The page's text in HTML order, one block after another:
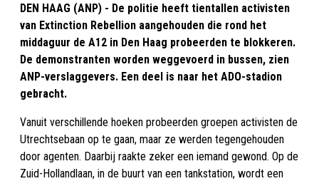
DEN HAAG (ANP) - De politie heeft tientallen activisten
van Extinction Rebellion aangehouden die rond het
middaguur de A12 in Den Haag probeerden te blokkeren.
De demonstranten worden weggevoerd in bussen, zien
ANP-verslaggevers. Een deel is naar het ADO-stadion
gebracht.
Vanuit verschillende hoeken probeerden groepen activisten de
Utrechtsebaan op te gaan, maar ze werden tegengehouden
door agenten. Daarbij raakte zeker een iemand gewond. Op de
Zuid-Hollandlaan, in de buurt van een tankstation, wordt een